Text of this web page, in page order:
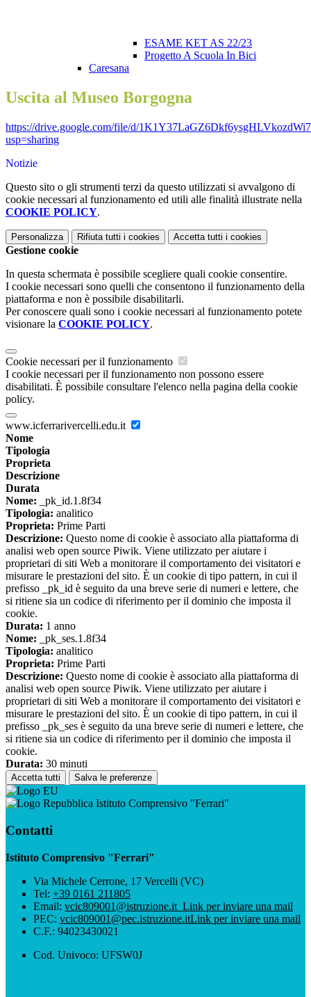
ESAME KET AS 22/23
Progetto A Scuola In Bici
Caresana
Uscita al Museo Borgogna
https://drive.google.com/file/d/
usp=sharing
Notizie
Questo sito o gli strumenti terzi da questo utilizzati si avvalgono di
cookie necessari al funzionamento ed utili alle finalità illustrate nella
COOKIE POLICY.
Personalizza Rifiuta tutti i cookies Accetta tutti i cookies
Gestione cookie
In questa schermata è possibile scegliere quali cookie consentire.
I cookie necessari sono quelli che consentono il funzionamento della
piattaforma e non è possibile disabilitarli.
Per conoscere quali sono i cookie necessari al funzionamento potete
visionare la COOKIE POLICY.
Cookie necessari per il funzionamento
I cookie necessari per il funzionamento non possono essere
disabilitati. È possibile consultare l'elenco nella pagina della cookie
policy.
www.icferrarivercelli.edu.it
Nome
Tipologia
Proprieta
Descrizione
Durata
Nome: _pk_id.1.8f34
Tipologia: analitico
Proprieta: Prime Parti
Descrizione: Questo nome di cookie è associato alla piattaforma di
analisi web open source Piwik. Viene utilizzato per aiutare i
proprietari di siti Web a monitorare il comportamento dei visitatori e
misurare le prestazioni del sito. È un cookie di tipo pattern, in cui il
prefisso _pk_id è seguito da una breve serie di numeri e lettere, che
si ritiene sia un codice di riferimento per il dominio che imposta il
cookie.
Durata: 1 anno
Nome: _pk_ses.1.8f34
Tipologia: analitico
Proprieta: Prime Parti
Descrizione: Questo nome di cookie è associato alla piattaforma di
analisi web open source Piwik. Viene utilizzato per aiutare i
proprietari di siti Web a monitorare il comportamento dei visitatori e
misurare le prestazioni del sito. È un cookie di tipo pattern, in cui il
prefisso _pk_ses è seguito da una breve serie di numeri e lettere, che
si ritiene sia un codice di riferimento per il dominio che imposta il
cookie.
Durata: 30 minuti
Accetta tutti Salva le preferenze
Istituto Comprensivo "Ferrari"
Contatti
Istituto Comprensivo "Ferrari"
Via Michele Cerrone, 17 Vercelli (VC)
Tel: +39 0161 211805
Email: vcic809001@istruzione.it Link per inviare una mail
PEC: vcic809001@pec.istruzione.itLink per inviare una mail
C.F.: 94023430021
Cod. Univoco: UFSW0J